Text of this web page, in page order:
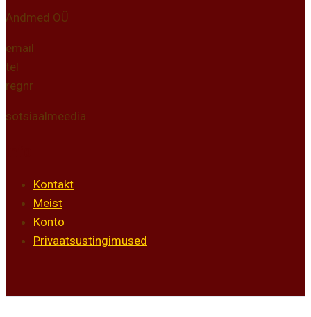
Andmed OÜ
email
tel
regnr
sotsiaalmeedia
Kontakt
Meist
Konto
Privaatsustingimused